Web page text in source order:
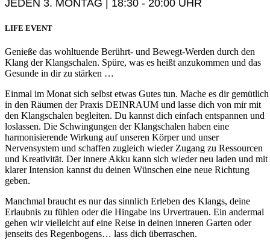
JEDEN 3. MONTAG | 18:30 - 20:00 UHR
LIFE EVENT
Genieße das wohltuende Berührt- und Bewegt-Werden durch den
Klang der Klangschalen. Spüre, was es heißt anzukommen und das
Gesunde in dir zu stärken …
Einmal im Monat sich selbst etwas Gutes tun. Mache es dir gemütlich
in den Räumen der Praxis DEINRAUM und lasse dich von mir mit
den Klangschalen begleiten. Du kannst dich einfach entspannen und
loslassen. Die Schwingungen der Klangschalen haben eine
harmonisierende Wirkung auf unseren Körper und unser
Nervensystem und schaffen zugleich wieder Zugang zu Ressourcen
und Kreativität. Der innere Akku kann sich wieder neu laden und mit
klarer Intension kannst du deinen Wünschen eine neue Richtung
geben.
Manchmal braucht es nur das sinnlich Erleben des Klangs, deine
Erlaubnis zu fühlen oder die Hingabe ins Urvertrauen. Ein andermal
gehen wir vielleicht auf eine Reise in deinen inneren Garten oder
jenseits des Regenbogens… lass dich überraschen.